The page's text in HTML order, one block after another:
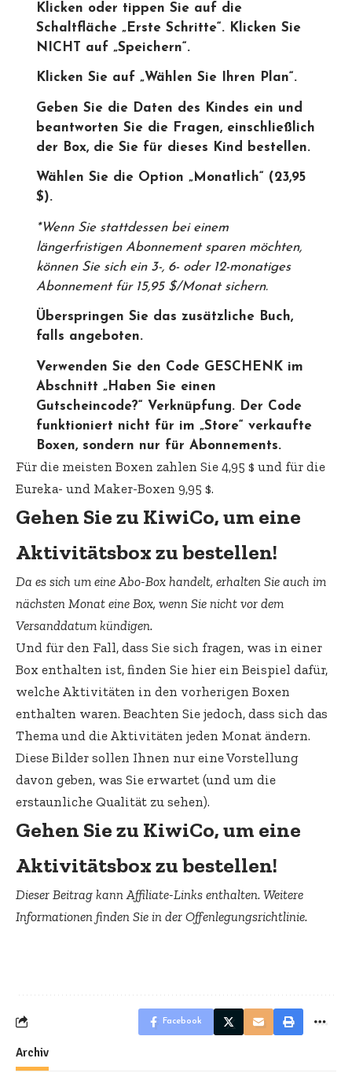
Klicken oder tippen Sie auf die
Schaltfläche „Erste Schritte“. Klicken Sie
NICHT auf „Speichern“.
Klicken Sie auf „Wählen Sie Ihren Plan“.
Geben Sie die Daten des Kindes ein und
beantworten Sie die Fragen, einschließlich
der Box, die Sie für dieses Kind bestellen.
Wählen Sie die Option „Monatlich“ (23,95
$).
*Wenn Sie stattdessen bei einem
längerfristigen Abonnement sparen möchten,
können Sie sich ein 3-, 6- oder 12-monatiges
Abonnement für 15,95 $/Monat sichern.
Überspringen Sie das zusätzliche Buch,
falls angeboten.
Verwenden Sie den Code GESCHENK im
Abschnitt „Haben Sie einen
Gutscheincode?“ Verknüpfung. Der Code
funktioniert nicht für im „Store“ verkaufte
Boxen, sondern nur für Abonnements.
Für die meisten Boxen zahlen Sie 4,95 $ und für die
Eureka- und Maker-Boxen 9,95 $.
Gehen Sie zu KiwiCo, um eine
Aktivitätsbox zu bestellen!
Da es sich um eine Abo-Box handelt, erhalten Sie auch im
nächsten Monat eine Box, wenn Sie nicht vor dem
Versanddatum kündigen.
Und für den Fall, dass Sie sich fragen, was in einer
Box enthalten ist, finden Sie hier ein Beispiel dafür,
welche Aktivitäten in den vorherigen Boxen
enthalten waren. Beachten Sie jedoch, dass sich das
Thema und die Aktivitäten jeden Monat ändern.
Diese Bilder sollen Ihnen nur eine Vorstellung
davon geben, was Sie erwartet (und um die
erstaunliche Qualität zu sehen).
Gehen Sie zu KiwiCo, um eine
Aktivitätsbox zu bestellen!
Dieser Beitrag kann Affiliate-Links enthalten. Weitere
Informationen finden Sie in der Offenlegungsrichtlinie.
Facebook
Archiv